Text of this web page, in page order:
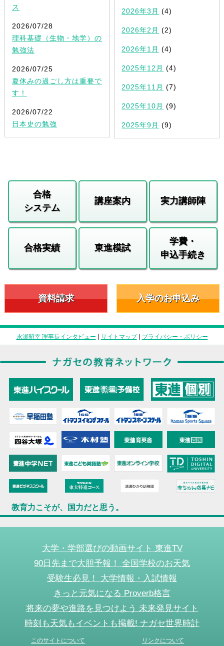
ス
2026/07/28
理科基礎（生物・地学）の
勉強法
2026/07/25
夏休みの過ごし方は重要で
す！
2026/07/22
日本史の勉強
2026年3月 (4)
2026年2月 (2)
2026年1月 (4)
2025年12月 (4)
2025年11月 (7)
2025年10月 (9)
2025年9月 (9)
合格
システム
講座案内 実力講師陣
合格実績 東進模試
学費・
申込手続き
資料請求 入学のお申込み
永瀬昭幸 理事長インタビュー | サイトマップ| プライバシー・ポリシー
教育力こそが、国力だと思う。
大学・学部選びの動画サイト 東進TV
90日先まで大胆予報！ 全国学校のお天気
受験生必見！ 大学情報・入試情報
きっと元気になる Proverb格言
将来の夢や進路を見つけよう 未来発見サイト
時刻も天気もイベントも掲載! ナガセ世界時計
このサイトについて リンクについて